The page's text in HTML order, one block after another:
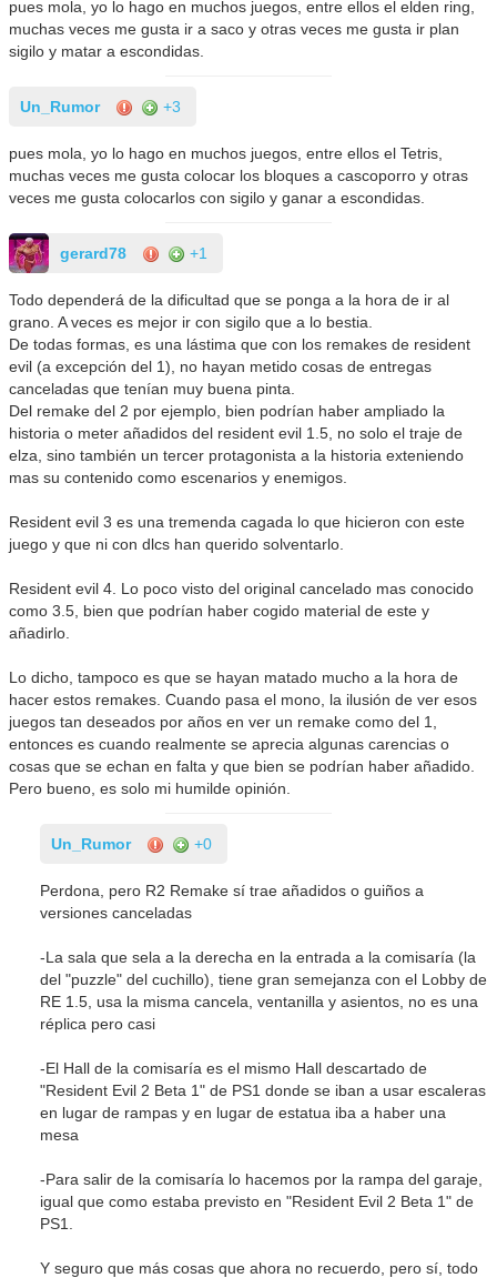
pues mola, yo lo hago en muchos juegos, entre ellos el elden ring,
muchas veces me gusta ir a saco y otras veces me gusta ir plan
sigilo y matar a escondidas.
Un_Rumor +3
pues mola, yo lo hago en muchos juegos, entre ellos el Tetris,
muchas veces me gusta colocar los bloques a cascoporro y otras
veces me gusta colocarlos con sigilo y ganar a escondidas.
gerard78 +1
Todo dependerá de la dificultad que se ponga a la hora de ir al
grano. A veces es mejor ir con sigilo que a lo bestia.
De todas formas, es una lástima que con los remakes de resident
evil (a excepción del 1), no hayan metido cosas de entregas
canceladas que tenían muy buena pinta.
Del remake del 2 por ejemplo, bien podrían haber ampliado la
historia o meter añadidos del resident evil 1.5, no solo el traje de
elza, sino también un tercer protagonista a la historia exteniendo
mas su contenido como escenarios y enemigos.
Resident evil 3 es una tremenda cagada lo que hicieron con este
juego y que ni con dlcs han querido solventarlo.
Resident evil 4. Lo poco visto del original cancelado mas conocido
como 3.5, bien que podrían haber cogido material de este y
añadirlo.
Lo dicho, tampoco es que se hayan matado mucho a la hora de
hacer estos remakes. Cuando pasa el mono, la ilusión de ver esos
juegos tan deseados por años en ver un remake como del 1,
entonces es cuando realmente se aprecia algunas carencias o
cosas que se echan en falta y que bien se podrían haber añadido.
Pero bueno, es solo mi humilde opinión.
Un_Rumor +0
Perdona, pero R2 Remake sí trae añadidos o guiños a
versiones canceladas
-La sala que sela a la derecha en la entrada a la comisaría (la
del "puzzle" del cuchillo), tiene gran semejanza con el Lobby de
RE 1.5, usa la misma cancela, ventanilla y asientos, no es una
réplica pero casi
-El Hall de la comisaría es el mismo Hall descartado de
"Resident Evil 2 Beta 1" de PS1 donde se iban a usar escaleras
en lugar de rampas y en lugar de estatua iba a haber una
mesa
-Para salir de la comisaría lo hacemos por la rampa del garaje,
igual que como estaba previsto en "Resident Evil 2 Beta 1" de
PS1.
Y seguro que más cosas que ahora no recuerdo, pero sí, todo